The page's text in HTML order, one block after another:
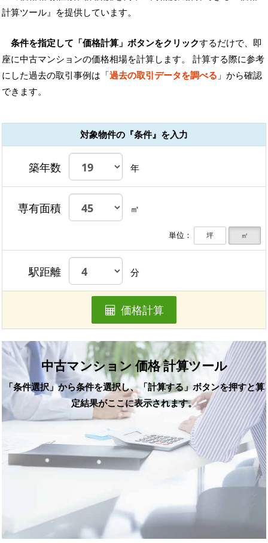
計算ツール』を提供しています。
条件を指定して「価格計算」ボタンをクリックするだけで、即
座に中古マンションの価格相場を計算します。 計算する際に参考
にした過去の取引事例は「過去の取引データを調べる 」から確認
できます。
対象物件の『条件』を入力
築年数 年
専有面積 ㎡
単位： 坪 ㎡
駅距離 分
価格計算
中古マンション 価格 計算ツール
「条件選択」から条件を選択し、「計算する」ボタンを押すと算
定結果がここに表示されます。